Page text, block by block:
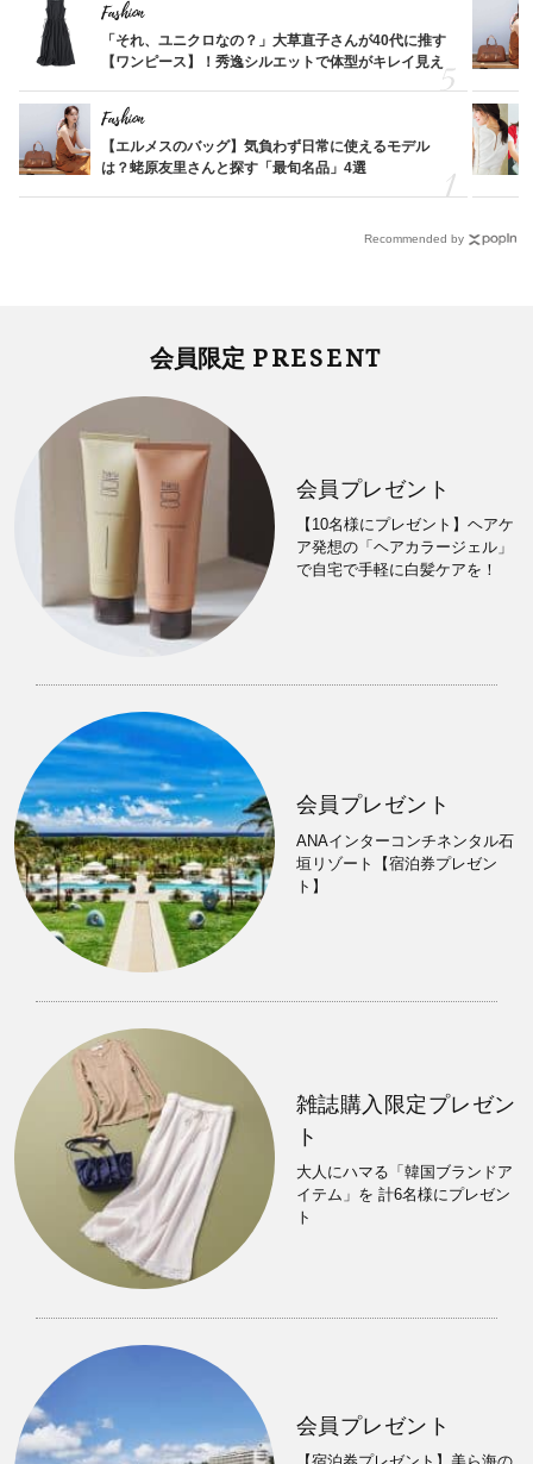
Fashion
「それ、ユニクロなの？」大草直子さんが40代に推す
【ワンピース】！秀逸シルエットで体型がキレイ見え
Fashion
【エルメスのバッグ】気負わず日常に使えるモデル
は？蛯原友里さんと探す「最旬名品」4選
Recommended by
会員限定 PRESENT
会員プレゼント
【10名様にプレゼント】ヘアケ
ア発想の「ヘアカラージェル」
で自宅で手軽に白髪ケアを！
会員プレゼント
ANAインターコンチネンタル石
垣リゾート【宿泊券プレゼン
ト】
雑誌購入限定プレゼン
ト
大人にハマる「韓国ブランドア
イテム」を 計6名様にプレゼン
ト
会員プレゼント